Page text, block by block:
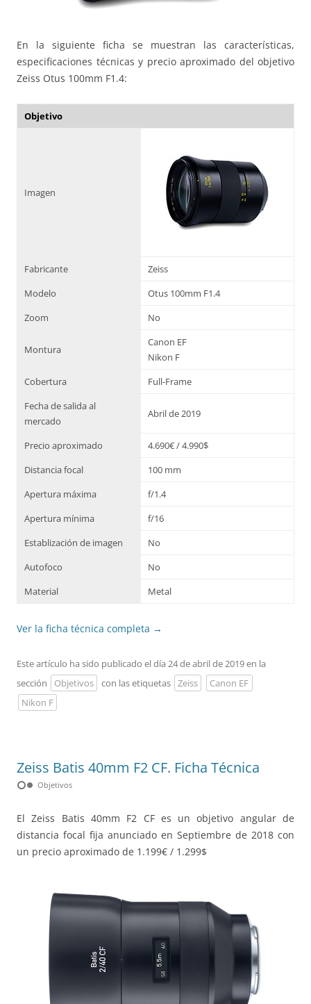
En la siguiente ficha se muestran las características,
especificaciones técnicas y precio aproximado del objetivo
Zeiss Otus 100mm F1.4:
Objetivo
Imagen
Fabricante
Zeiss
Modelo
Otus 100mm F1.4
Zoom
No
Montura
Canon EF
Nikon F
Cobertura
Full-Frame
Fecha de salida al
mercado
Abril de 2019
Precio aproximado
4.690€ / 4.990$
Distancia focal
100 mm
Apertura máxima
f/1.4
Apertura mínima
f/16
Establización de imagen
No
Autofoco
No
Material
Metal
Ver la ficha técnica completa →
Este artículo ha sido publicado el día 24 de abril de 2019 en la
sección
Objetivos con las etiquetas Zeiss
Canon EF
Nikon F
Zeiss Batis 40mm F2 CF. Ficha Técnica
hdr_weak Objetivos
El Zeiss Batis 40mm F2 CF es un objetivo angular de
distancia focal fija anunciado en Septiembre de 2018 con
un precio aproximado de 1.199€ / 1.299$